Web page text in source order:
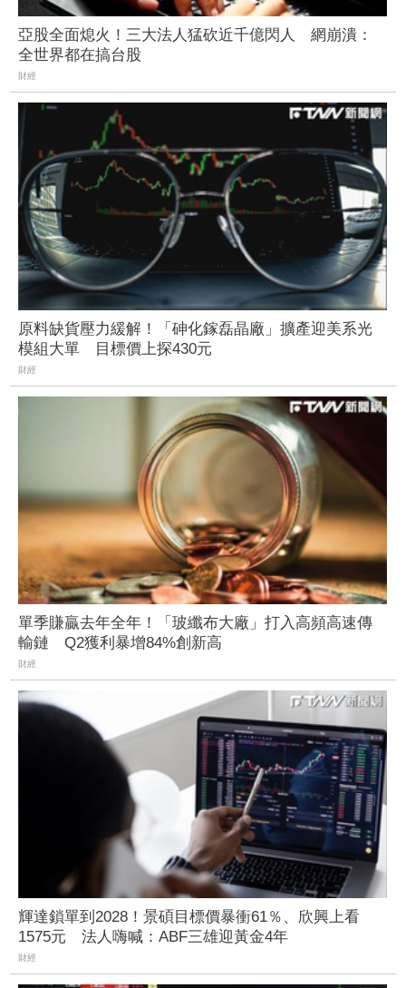
亞股全面熄火！三大法人猛砍近千億閃人 網崩潰：
全世界都在搞台股
財經
原料缺貨壓力緩解！「砷化鎵磊晶廠」擴產迎美系光
模組大單 目標價上探430元
財經
單季賺贏去年全年！「玻纖布大廠」打入高頻高速傳
輸鏈 Q2獲利暴增84%創新高
財經
輝達鎖單到2028！景碩目標價暴衝61％、欣興上看
1575元 法人嗨喊：ABF三雄迎黃金4年
財經